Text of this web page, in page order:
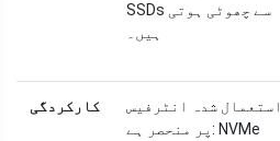
SSDs سے چھوٹی ہوتی
ہیں۔
کارکردگی
استعمال شدہ انٹرفیس
پر منحصر ہے: NVMe